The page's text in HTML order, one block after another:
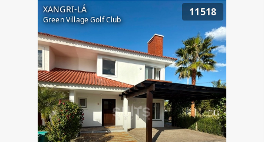
XANGRI-LÁ
Green Village Golf Club
11518